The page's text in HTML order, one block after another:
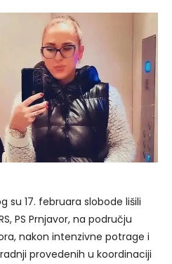
su 17. februara slobode lišili
PS Prnjavor, na području
nakon intenzivne potrage i
provedenih u koordinaciji